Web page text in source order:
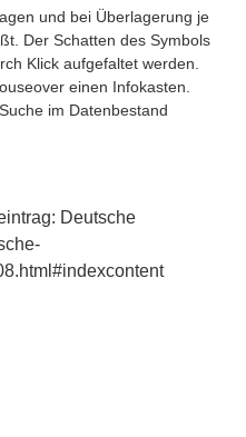
und bei Überlagerung je
Der Schatten des Symbols
Klick aufgefaltet werden.
einen Infokasten.
im Datenbestand
Deutsche